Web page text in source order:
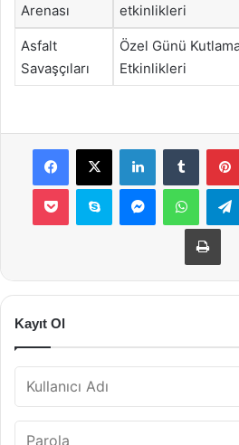
Arenası
etkinlikleri
Asfalt
Savaşçıları
Özel Günü
Etkinlikleri
Facebook
X LinkedInTumblr
Pocket Skype Messenger
Kayıt Ol